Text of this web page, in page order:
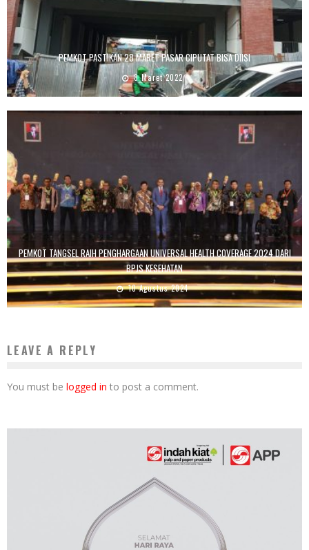
PEMKOT PASTIKAN 28 MARET PASAR CIPUTAT BISA DIISI
8 Maret 2022
PEMKOT TANGSEL RAIH PENGHARGAAN UNIVERSAL HEALTH COVERAGE 2024 DARI
BPJS KESEHATAN
10 Agustus 2024
LEAVE A REPLY
You must be logged in to post a comment.